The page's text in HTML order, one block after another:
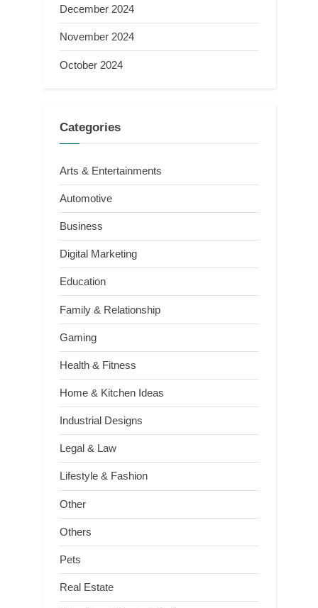
December 2024
November 2024
October 2024
Categories
Arts & Entertainments
Automotive
Business
Digital Marketing
Education
Family & Relationship
Gaming
Health & Fitness
Home & Kitchen Ideas
Industrial Designs
Legal & Law
Lifestyle & Fashion
Other
Others
Pets
Real Estate